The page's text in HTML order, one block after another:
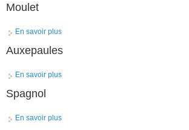
Moulet
En savoir plus
Auxepaules
En savoir plus
Spagnol
En savoir plus